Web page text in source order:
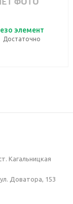
элемент
Достаточно
Кагальницкая
Доватора, 153